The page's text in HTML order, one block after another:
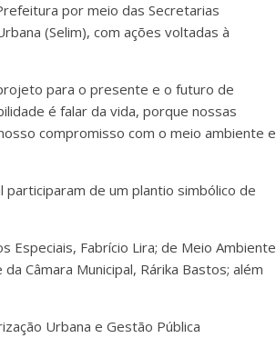
por meio das Secretarias
(Selim), com ações voltadas à
para o presente e o futuro de
é falar da vida, porque nossas
compromisso com o meio ambiente e
de um plantio simbólico de
Fabrício Lira; de Meio Ambiente
Câmara Municipal, Rárika Bastos; além
Urbana e Gestão Pública